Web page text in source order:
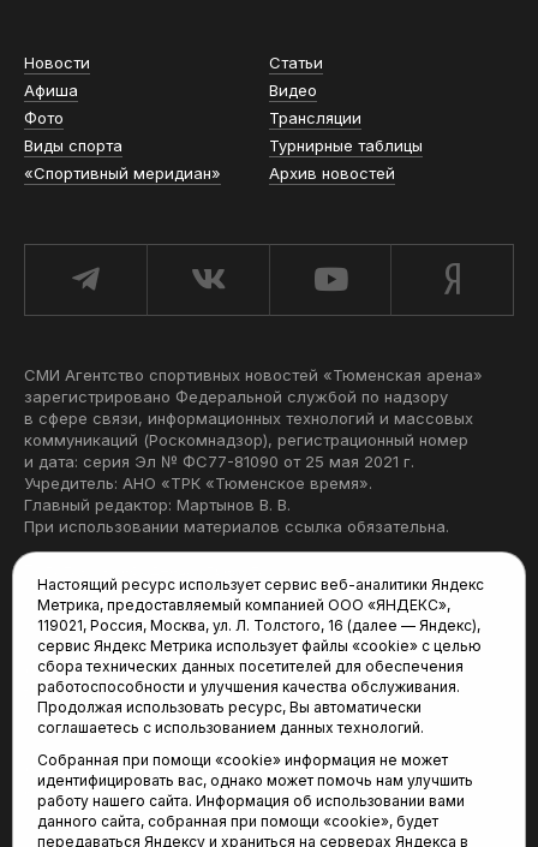
Новости
Статьи
Афиша
Видео
Фото
Трансляции
Виды спорта
Турнирные таблицы
«Спортивный меридиан»
Архив новостей
СМИ Агентство спортивных новостей «Тюменская арена»
зарегистрировано Федеральной службой по надзору
в сфере связи, информационных технологий и массовых
коммуникаций (Роскомнадзор), регистрационный номер
и дата: серия Эл № ФС77-81090 от 25 мая 2021 г.
Учредитель: АНО «ТРК «Тюменское время».
Главный редактор: Мартынов В. В.
При использовании материалов ссылка обязательна.
Редакция:
625035, Тюмень, пр. Геологоразведчиков, 28А
(3452) 68-22-28
tum-arena@mail.ru
Отдел продаж:
(3452) 68-89-78
kotovaev@sibinformburo.ru
Настоящий ресурс использует сервис веб-аналитики Яндекс
Метрика, предоставляемый компанией ООО «ЯНДЕКС»,
119021, Россия, Москва, ул. Л. Толстого, 16 (далее — Яндекс),
сервис Яндекс Метрика использует файлы «cookie» с целью
сбора технических данных посетителей для обеспечения
работоспособности и улучшения качества обслуживания.
Продолжая использовать ресурс, Вы автоматически
соглашаетесь с использованием данных технологий.
Собранная при помощи «cookie» информация не может
идентифицировать вас, однако может помочь нам улучшить
работу нашего сайта. Информация об использовании вами
данного сайта, собранная при помощи «cookie», будет
передаваться Яндексу и храниться на серверах Яндекса в